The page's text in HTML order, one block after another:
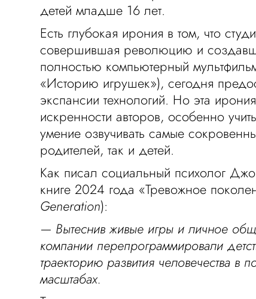
детей младше 16 лет.
Есть глубокая ирония в том, что
совершившая революцию и
полностью компьютерный
«Историю игрушек»), сегодня
экспансии технологий. Но эта
искренности авторов, особенно
умение озвучивать самые
родителей, так и детей.
Как писал социальный психолог
книге 2024 года «Тревожное
Generation):
— Вытеснив живые игры и личное
компании перепрограммировали
траекторию развития человечества в
масштабах.